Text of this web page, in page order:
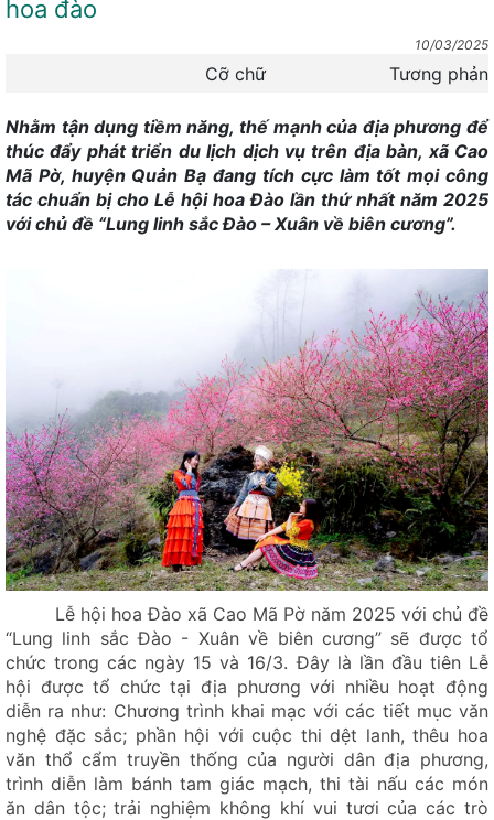
hoa đào
10/03/2025
Cỡ chữ Tương phản
Nhằm tận dụng tiềm năng, thế mạnh của địa phương để
thúc đẩy phát triển du lịch dịch vụ trên địa bàn, xã Cao
Mã Pờ, huyện Quản Bạ đang tích cực làm tốt mọi công
tác chuẩn bị cho Lễ hội hoa Đào lần thứ nhất năm 2025
với chủ đề “Lung linh sắc Đào – Xuân về biên cương”.
Lễ hội hoa Đào xã Cao Mã Pờ năm 2025 với chủ đề
“Lung linh sắc Đào - Xuân về biên cương” sẽ được tổ
chức trong các ngày 15 và 16/3. Đây là lần đầu tiên Lễ
hội được tổ chức tại địa phương với nhiều hoạt động
diễn ra như: Chương trình khai mạc với các tiết mục văn
nghệ đặc sắc; phần hội với cuộc thi dệt lanh, thêu hoa
văn thổ cẩm truyền thống của người dân địa phương,
trình diễn làm bánh tam giác mạch, thi tài nấu các món
ăn dân tộc; trải nghiệm không khí vui tươi của các trò
phẩm từ cây Lanh
Lễ hội Chợ tình Khâu Vai năm 2026
Chợ đêm Quản Bạ - Điểm hẹn mới dành cho du khách
Lũng Cú tổ chức Lễ cúng thần Rừng tại thôn Ma Lé
Thông báo về việc điều chỉnh mức thu phí dịch vụ đi thuyền
Mèo Vạc sôi động với Giải chạy Siêu đường mòn “Chạy trên
cung đường hạnh phúc” lần thứ VII năm 2026
Trường THCS Yên Minh thi vẽ tranh “Cao nguyên đá trong
em”
Hà Giang vào top điểm đến đẹp nhất thế giới năm 2026
Hà Giang lọt top 5 điểm đến thân thiện nhất Việt Nam năm
2026
Thắng dền – hương vị ấm áp vào mùa đông
Nhận thức đúng về khách du lịch tự do quốc tế (Tây ba lo) –
yêu cầu đặt ra trong phát triển du lịch...
Nhận thức đúng về khách du lịch tự do quốc tế (Tây Ba Lô)
- yêu cầu đặt ra trong phát triển du lịch...
Lễ hội hoa Mộc Miên và hoa Ban xã Khâu Vai năm 2026
Nâng cao vai trò của các trường học trong hoạt động tuyên
truyền nâng cao nhận thức cộng đồng về...